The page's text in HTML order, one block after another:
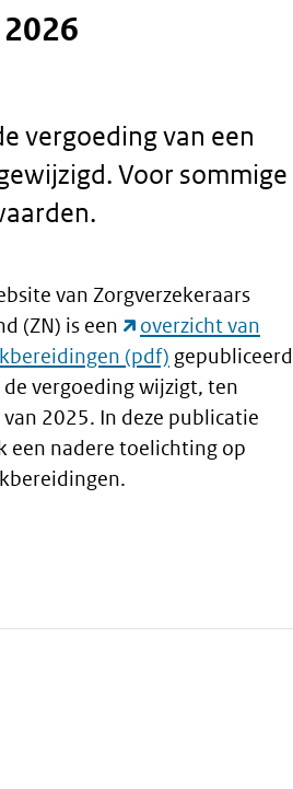
vergoeding van een
Voor sommige
van Zorgverzekeraars
(ZN) is een
overzicht van
gepubliceerd
vergoeding wijzigt, ten
2025. In deze publicatie
een nadere toelichting op